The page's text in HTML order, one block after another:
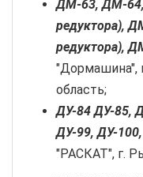
ДМ-63, ДМ-64,
редуктора),
редуктора),
"Дормашина",
область;
ДУ-84 ДУ-85,
ДУ-99, ДУ-
"РАСКАТ", г.